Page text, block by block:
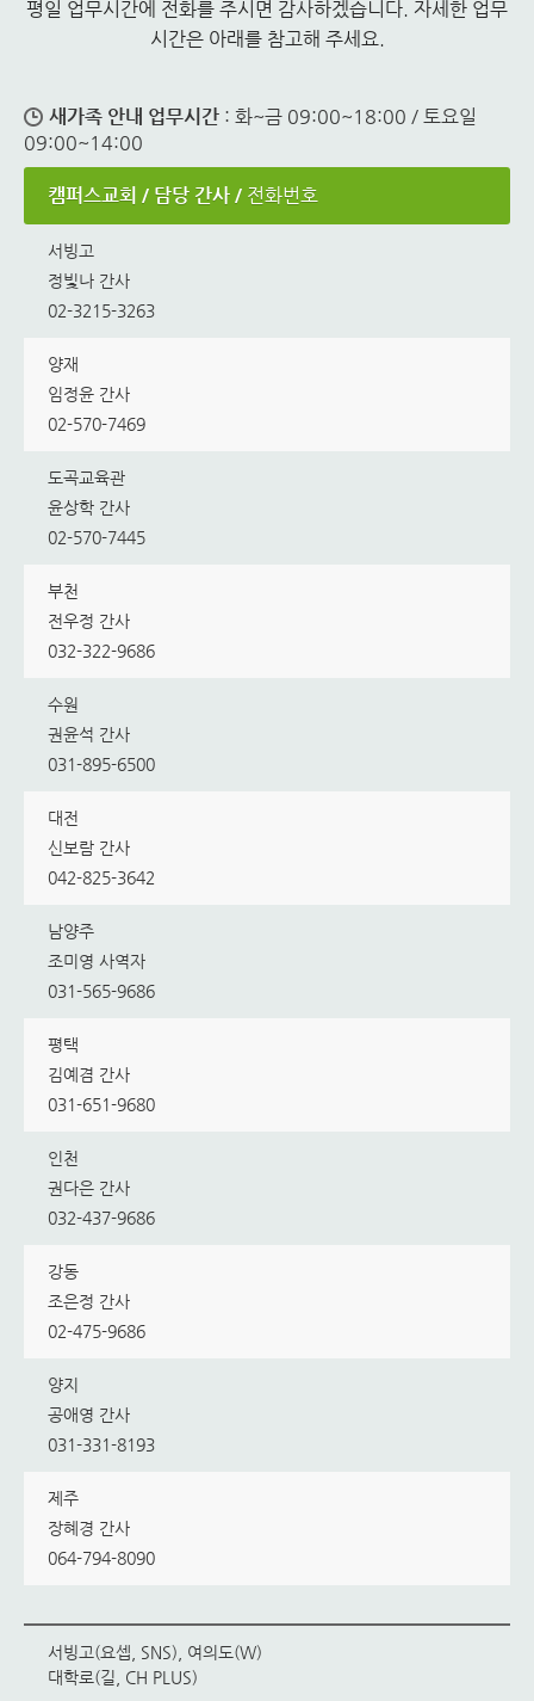
평일 업무시간에 전화를 주시면 감사하겠습니다. 자세한 업무
시간은 아래를 참고해 주세요.
새가족 안내 업무시간 : 화~금 09:00~18:00 / 토요일
09:00~14:00
캠퍼스교회 담당 간사 전화번호
서빙고
정빛나 간사
02-3215-3263
양재
임정윤 간사
02-570-7469
도곡교육관
윤상학 간사
02-570-7445
부천
전우정 간사
032-322-9686
수원
권윤석 간사
031-895-6500
대전
신보람 간사
042-825-3642
남양주
조미영 사역자
031-565-9686
평택
김예겸 간사
031-651-9680
인천
권다은 간사
032-437-9686
강동
조은정 간사
02-475-9686
양지
공애영 간사
031-331-8193
제주
장혜경 간사
064-794-8090
서빙고(요셉, SNS), 여의도(W)
대학로(길, CH PLUS)